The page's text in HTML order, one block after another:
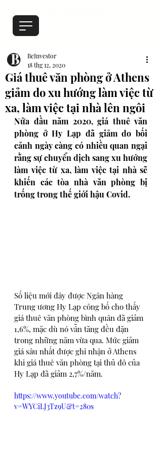
Giá thuê văn phòng ở Athens
giảm do xu hướng làm việc từ
xa, làm việc tại nhà lên ngôi
BeInvestor
18 thg 12, 2020
Nửa đầu năm 2020, giá thuê văn
phòng ở Hy Lạp đã giảm do bối
cảnh ngày càng có nhiều quan ngại
rằng sự chuyển dịch sang xu hướng
làm việc từ xa, làm việc tại nhà sẽ
khiến các tòa nhà văn phòng bị
trống trong thế giới hậu Covid.
Số liệu mới đây được Ngân hàng
Trung ương Hy Lạp công bố cho thấy
giá thuê văn phòng bình quân đã giảm
1,6%, mặc dù nó vẫn tăng đều đặn
trong những năm vừa qua. Mức giảm
giá sâu nhất được ghi nhận ở Athens
khi giá thuê văn phòng tại thủ đô của
Hy Lạp đã giảm 2,7%/năm.
https://www.youtube.com/watch?
v=WYCiLJ3Tz9U&t=280s